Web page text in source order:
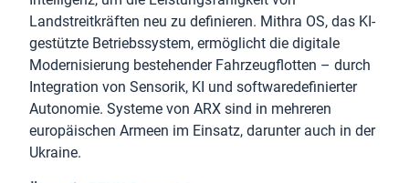
Landstreitkräften neu zu definieren. Mithra OS, das KI-
gestützte Betriebssystem, ermöglicht die digitale
Modernisierung bestehender Fahrzeugflotten – durch
Integration von Sensorik, KI und softwaredefinierter
Autonomie. Systeme von ARX sind in mehreren
europäischen Armeen im Einsatz, darunter auch in der
Ukraine.